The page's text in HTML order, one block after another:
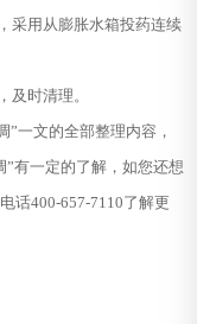
采用从膨胀水箱投药连续
及时清理。
”一文的全部整理内容，
有一定的了解，如您还想
话400-657-7110了解更